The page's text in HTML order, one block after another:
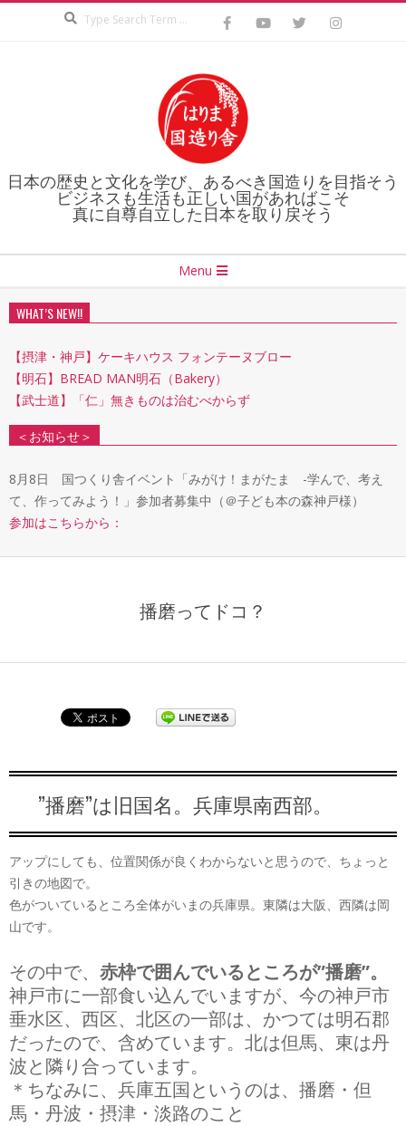
日本の歴史と文化を学び、あるべき国造りを目指そう
ビジネスも生活も正しい国があればこそ
真に自尊自立した日本を取り戻そう
Menu
Menu
WHAT’S NEW!!
【摂津・神戸】ケーキハウス フォンテーヌブロー
【明石】BREAD MAN明石（Bakery）
【武士道】「仁」無きものは治むべからず
＜お知らせ＞
8月8日 国つくり舎イベント「みがけ！まがたま -学んで、考え
て、作ってみよう！」参加者募集中（＠子ども本の森神戸様）
参加はこちらから：
播磨ってドコ？
”播磨”は旧国名。兵庫県南西部。
アップにしても、位置関係が良くわからないと思うので、ちょっと
引きの地図で。
色がついているところ全体がいまの兵庫県。東隣は大阪、西隣は岡
山です。
その中で、 赤枠で囲んでいるところが”播磨”。
神戸市に一部食い込んでいますが、今の神戸市
垂水区、西区、北区の一部は、かつては明石郡
だったので、含めています。北は但馬、東は丹
波と隣り合っています。
＊ちなみに、兵庫五国というのは、播磨・但
馬・丹波・摂津・淡路のこと